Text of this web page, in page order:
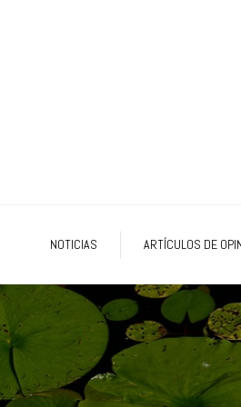
NOTICIAS ARTÍCULOS DE